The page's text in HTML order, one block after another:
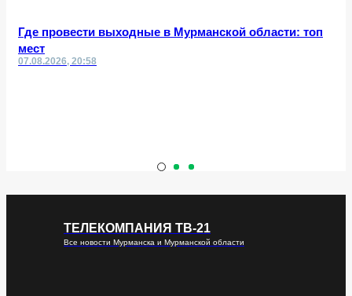
Где провести выходные в Мурманской области: топ
мест
07.08.2026, 20:58
ТЕЛЕКОМПАНИЯ ТВ-21
Все новости Мурманска и Мурманской области